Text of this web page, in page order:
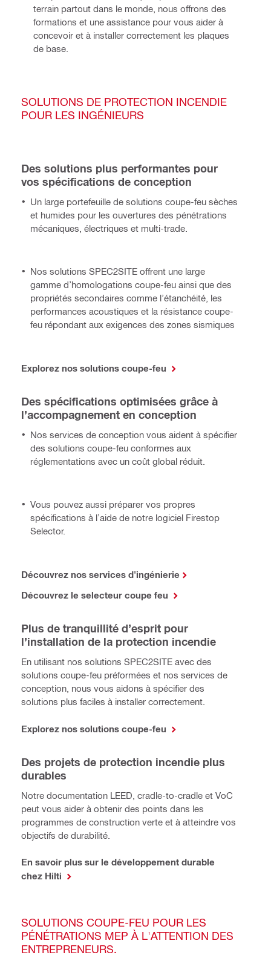
terrain partout dans le monde, nous offrons des
formations et une assistance pour vous aider à
concevoir et à installer correctement les plaques
de base.
SOLUTIONS DE PROTECTION INCENDIE
POUR LES INGÉNIEURS
Des solutions plus performantes pour
vos spécifications de conception
Un large portefeuille de solutions coupe-feu sèches
et humides pour les ouvertures des pénétrations
mécaniques, électriques et multi-trade.
Nos solutions SPEC2SITE offrent une large
gamme d’homologations coupe-feu ainsi que des
propriétés secondaires comme l’étanchéité, les
performances acoustiques et la résistance coupe-
feu répondant aux exigences des zones sismiques
Explorez nos solutions coupe-feu
Des spécifications optimisées grâce à
l’accompagnement en conception
Nos services de conception vous aident à spécifier
des solutions coupe-feu conformes aux
réglementations avec un coût global réduit.
Vous pouvez aussi préparer vos propres
spécifications à l’aide de notre logiciel Firestop
Selector.
Découvrez nos services d'ingénierie
Découvrez le selecteur coupe feu
Plus de tranquillité d’esprit pour
l’installation de la protection incendie
En utilisant nos solutions SPEC2SITE avec des
solutions coupe-feu préformées et nos services de
conception, nous vous aidons à spécifier des
solutions plus faciles à installer correctement.
Explorez nos solutions coupe-feu
Des projets de protection incendie plus
durables
Notre documentation LEED, cradle-to-cradle et VoC
peut vous aider à obtenir des points dans les
programmes de construction verte et à atteindre vos
objectifs de durabilité.
En savoir plus sur le développement durable
chez Hilti
SOLUTIONS COUPE-FEU POUR LES
PÉNÉTRATIONS MEP À L'ATTENTION DES
ENTREPRENEURS.